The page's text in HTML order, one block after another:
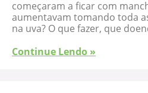
começaram a ficar com
aumentavam tomando toda
na uva? O que fazer, que
Continue Lendo »